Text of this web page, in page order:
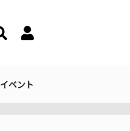
イベント